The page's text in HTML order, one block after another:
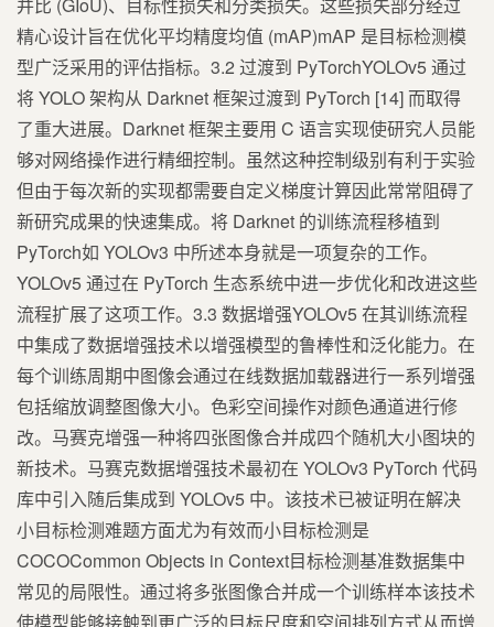
精心设计旨在优化平均精度均值 (mAP)mAP 是目标检测模
型广泛采用的评估指标。3.2 过渡到 PyTorchYOLOv5 通过
将 YOLO 架构从 Darknet 框架过渡到 PyTorch [14] 而取得
了重大进展。Darknet 框架主要用 C 语言实现使研究人员能
够对网络操作进行精细控制。虽然这种控制级别有利于实验
但由于每次新的实现都需要自定义梯度计算因此常常阻碍了
新研究成果的快速集成。将 Darknet 的训练流程移植到
PyTorch如 YOLOv3 中所述本身就是一项复杂的工作。
YOLOv5 通过在 PyTorch 生态系统中进一步优化和改进这些
流程扩展了这项工作。3.3 数据增强YOLOv5 在其训练流程
中集成了数据增强技术以增强模型的鲁棒性和泛化能力。在
每个训练周期中图像会通过在线数据加载器进行一系列增强
包括缩放调整图像大小。色彩空间操作对颜色通道进行修
改。马赛克增强一种将四张图像合并成四个随机大小图块的
新技术。马赛克数据增强技术最初在 YOLOv3 PyTorch 代码
库中引入随后集成到 YOLOv5 中。该技术已被证明在解决
小目标检测难题方面尤为有效而小目标检测是
COCOCommon Objects in Context目标检测基准数据集中
常见的局限性。通过将多张图像合并成一个训练样本该技术